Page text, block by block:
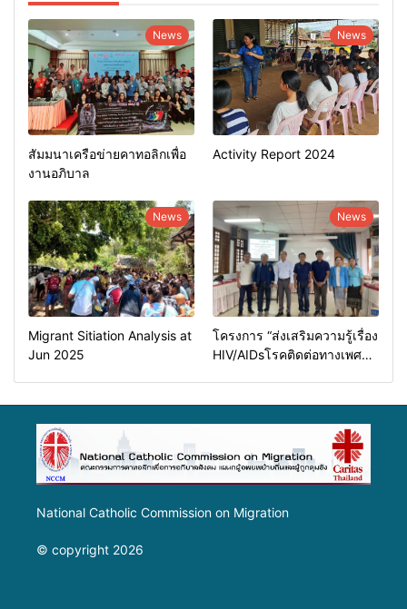
News
สัมมนาเครือข่ายคาทอลิกเพื่อ
งานอภิบาล
News
Activity Report 2024
News
Migrant Sitiation Analysis at
Jun 2025
News
โครงการ “ส่งเสริมความรู้เรื่อง
HIV/AIDsโรคติดต่อทางเพศ
National Catholic Commission on Migration
© copyright 2026